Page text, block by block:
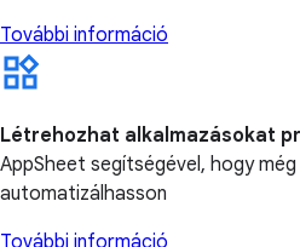
További információ
Létrehozhat alkalmazásokat
AppSheet segítségével, hogy
automatizálhasson
További információ